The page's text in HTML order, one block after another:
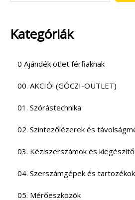
Kategóriák
0 Ajándék ötlet férfiaknak
00. AKCIÓ! (GÓCZI-OUTLET)
01. Szórástechnika
02. Szintezőlézerek és
03. Kéziszerszámok és
04. Szerszámgépek és tartozékok
05. Mérőeszközök